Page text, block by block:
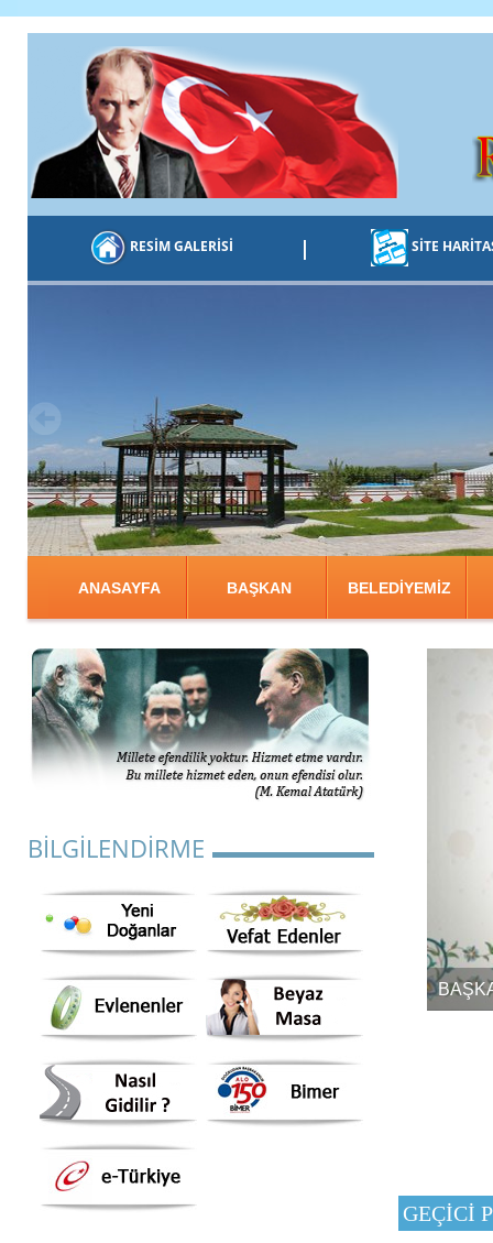
RESİM GALERİSİ | SİTE
ANASAYFA BAŞKAN BELEDİYEMİZ
BİLGİLENDİRME
RAMAZAN BAYRAMI MESAJI YAYINLADI
GEÇİCİ